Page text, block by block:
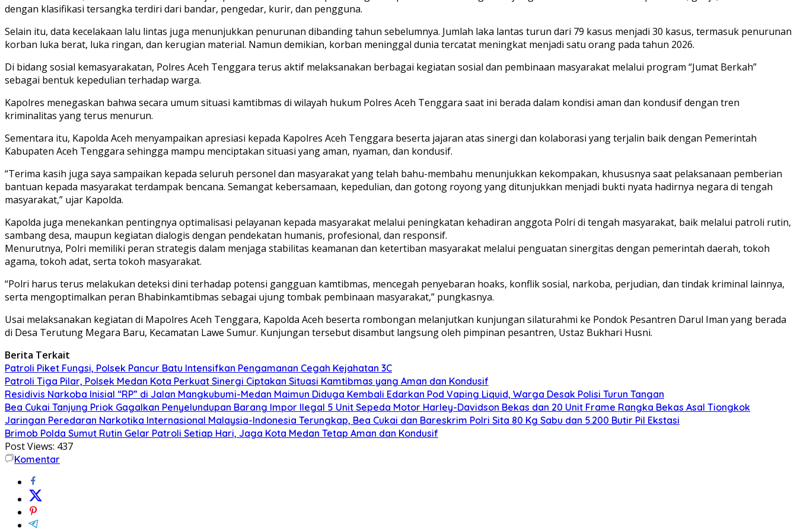
dengan klasifikasi tersangka terdiri dari bandar, pengedar, kurir, dan pengguna.
Selain itu, data kecelakaan lalu lintas juga menunjukkan penurunan dibanding tahun sebelumnya. Jumlah laka lantas turun dari 79 kasus menjadi 30 kasus, termasuk penurunan
korban luka berat, luka ringan, dan kerugian material. Namun demikian, korban meninggal dunia tercatat meningkat menjadi satu orang pada tahun 2026.
Di bidang sosial kemasyarakatan, Polres Aceh Tenggara terus aktif melaksanakan berbagai kegiatan sosial dan pembinaan masyarakat melalui program “Jumat Berkah”
sebagai bentuk kepedulian terhadap warga.
Kapolres menegaskan bahwa secara umum situasi kamtibmas di wilayah hukum Polres Aceh Tenggara saat ini berada dalam kondisi aman dan kondusif dengan tren
kriminalitas yang terus menurun.
Sementara itu, Kapolda Aceh menyampaikan apresiasi kepada Kapolres Aceh Tenggara beserta jajaran atas sinergi dan kolaborasi yang terjalin baik dengan Pemerintah
Kabupaten Aceh Tenggara sehingga mampu menciptakan situasi yang aman, nyaman, dan kondusif.
“Terima kasih juga saya sampaikan kepada seluruh personel dan masyarakat yang telah bahu-membahu menunjukkan kekompakan, khususnya saat pelaksanaan pemberian
bantuan kepada masyarakat terdampak bencana. Semangat kebersamaan, kepedulian, dan gotong royong yang ditunjukkan menjadi bukti nyata hadirnya negara di tengah
masyarakat,” ujar Kapolda.
Kapolda juga menekankan pentingnya optimalisasi pelayanan kepada masyarakat melalui peningkatan kehadiran anggota Polri di tengah masyarakat, baik melalui patroli rutin,
sambang desa, maupun kegiatan dialogis dengan pendekatan humanis, profesional, dan responsif.
Menurutnya, Polri memiliki peran strategis dalam menjaga stabilitas keamanan dan ketertiban masyarakat melalui penguatan sinergitas dengan pemerintah daerah, tokoh
agama, tokoh adat, serta tokoh masyarakat.
“Polri harus terus melakukan deteksi dini terhadap potensi gangguan kamtibmas, mencegah penyebaran hoaks, konflik sosial, narkoba, perjudian, dan tindak kriminal lainnya,
serta mengoptimalkan peran Bhabinkamtibmas sebagai ujung tombak pembinaan masyarakat,” pungkasnya.
Usai melaksanakan kegiatan di Mapolres Aceh Tenggara, Kapolda Aceh beserta rombongan melanjutkan kunjungan silaturahmi ke Pondok Pesantren Darul Iman yang berada
di Desa Terutung Megara Baru, Kecamatan Lawe Sumur. Kunjungan tersebut disambut langsung oleh pimpinan pesantren, Ustaz Bukhari Husni.
Berita Terkait
Patroli Piket Fungsi, Polsek Pancur Batu Intensifkan Pengamanan Cegah Kejahatan 3C
Patroli Tiga Pilar, Polsek Medan Kota Perkuat Sinergi Ciptakan Situasi Kamtibmas yang Aman dan Kondusif
Residivis Narkoba Inisial “RP” di Jalan Mangkubumi-Medan Maimun Diduga Kembali Edarkan Pod Vaping Liquid, Warga Desak Polisi Turun Tangan
Bea Cukai Tanjung Priok Gagalkan Penyelundupan Barang Impor Ilegal 5 Unit Sepeda Motor Harley-Davidson Bekas dan 20 Unit Frame Rangka Bekas Asal Tiongkok
Jaringan Peredaran Narkotika Internasional Malaysia-Indonesia Terungkap, Bea Cukai dan Bareskrim Polri Sita 80 Kg Sabu dan 5.200 Butir Pil Ekstasi
Brimob Polda Sumut Rutin Gelar Patroli Setiap Hari, Jaga Kota Medan Tetap Aman dan Kondusif
Post Views: 437
Komentar